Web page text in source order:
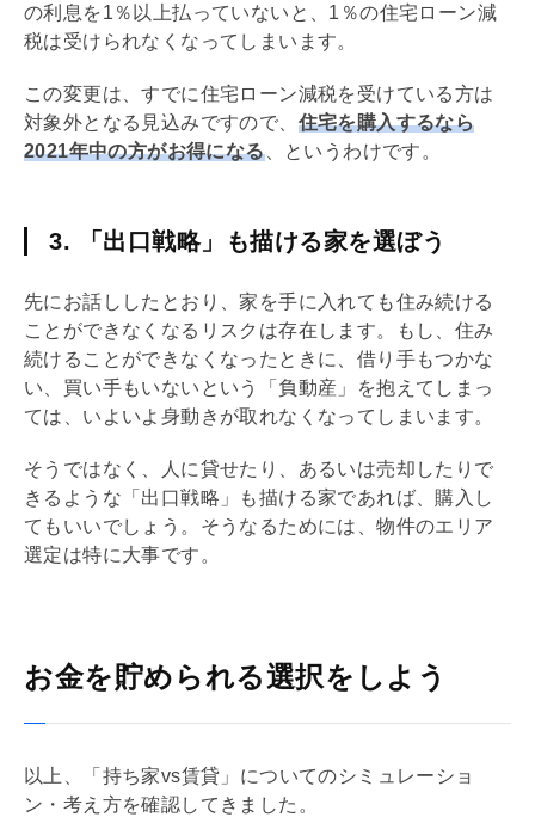
の利息を1％以上払っていないと、1％の住宅ローン減
税は受けられなくなってしまいます。
この変更は、すでに住宅ローン減税を受けている方は
対象外となる見込みですので、 住宅を購入するなら
2021年中の方がお得になる、というわけです。
3. 「出口戦略」も描ける家を選ぼう
先にお話ししたとおり、家を手に入れても住み続ける
ことができなくなるリスクは存在します。もし、住み
続けることができなくなったときに、借り手もつかな
い、買い手もいないという「負動産」を抱えてしまっ
ては、いよいよ身動きが取れなくなってしまいます。
そうではなく、人に貸せたり、あるいは売却したりで
きるような「 出口戦略 」も描ける家であれば、購入し
てもいいでしょう。そうなるためには、物件のエリア
選定は特に大事です。
お金を貯められる選択をしよう
以上、「持ち家vs賃貸」についてのシミュレーショ
ン・考え方を確認してきました。